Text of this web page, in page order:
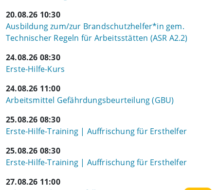
20.08.26 10:30
Ausbildung zum/zur Brandschutzhelfer*in gem.
Technischer Regeln für Arbeitsstätten (ASR A2.2)
24.08.26 08:30
Erste-Hilfe-Kurs
24.08.26 11:00
Arbeitsmittel Gefährdungsbeurteilung (GBU)
25.08.26 08:30
Erste-Hilfe-Training | Auffrischung für Ersthelfer
25.08.26 08:30
Erste-Hilfe-Training | Auffrischung für Ersthelfer
27.08.26 11:00